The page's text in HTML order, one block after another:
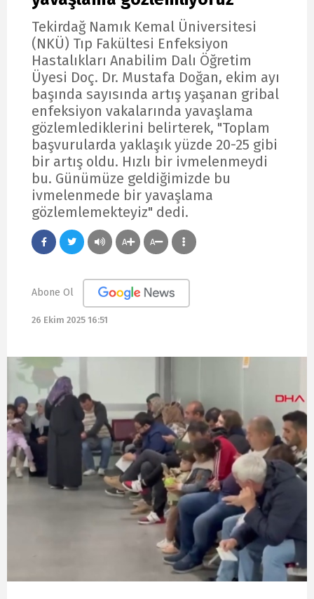
Tekirdağ Namık Kemal Üniversitesi
(NKÜ) Tıp Fakültesi Enfeksiyon
Hastalıkları Anabilim Dalı Öğretim
Üyesi Doç. Dr. Mustafa Doğan, ekim ayı
başında sayısında artış yaşanan gribal
enfeksiyon vakalarında yavaşlama
gözlemlediklerini belirterek, "Toplam
başvurularda yaklaşık yüzde 20-25 gibi
bir artış oldu. Hızlı bir ivmelenmeydi
bu. Günümüze geldiğimizde bu
ivmelenmede bir yavaşlama
gözlemlemekteyiz" dedi.
A A
Abone Ol
26 Ekim 2025 16:51